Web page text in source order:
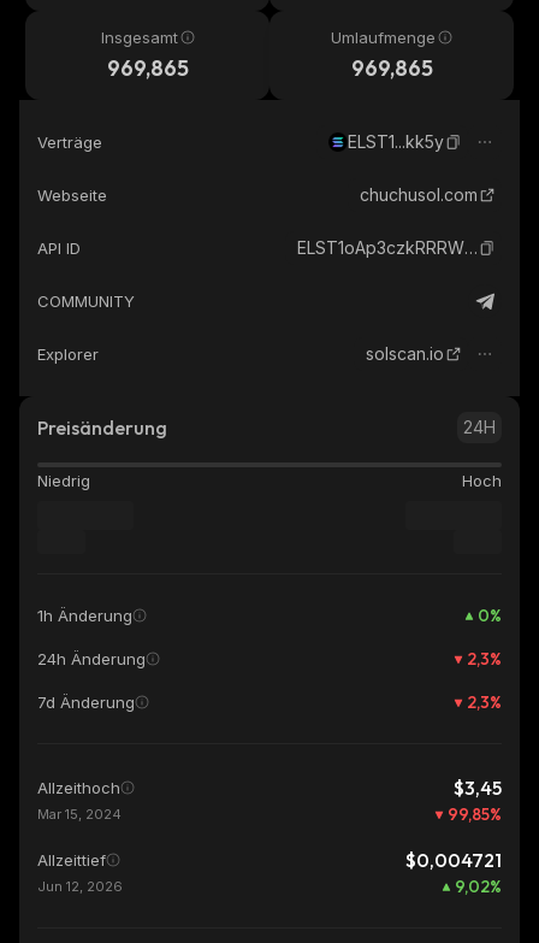
Insgesamt
969,865
Umlaufmenge
969,865
Verträge ELST1...kk5y
Webseite chuchusol.com
API ID ELST1oAp3czkRRRWGeTgttGsEqkD2qjDRJXR4Asmkk5y_solana
COMMUNITY
Explorer solscan.io
Preisänderung 24H
Niedrig Hoch
1h Änderung 0%
24h Änderung 2,3%
7d Änderung 2,3%
Allzeithoch $3,45
Mar 15, 2024 99,85%
Allzeittief $0,004721
Jun 12, 2026 9,02%